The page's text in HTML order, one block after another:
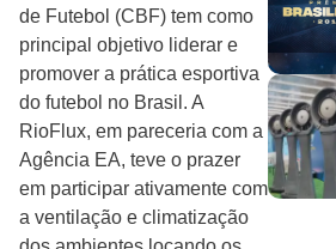
de Futebol (CBF) tem como
principal objetivo liderar e
promover a prática esportiva
do futebol no Brasil. A
RioFlux, em pareceria com a
Agência EA, teve o prazer
em participar ativamente com
a ventilação e climatização